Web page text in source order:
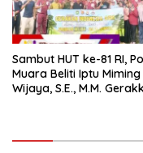
Sambut HUT ke-81 RI,
Muara Beliti Iptu Miming
Wijaya, S.E., M.M.